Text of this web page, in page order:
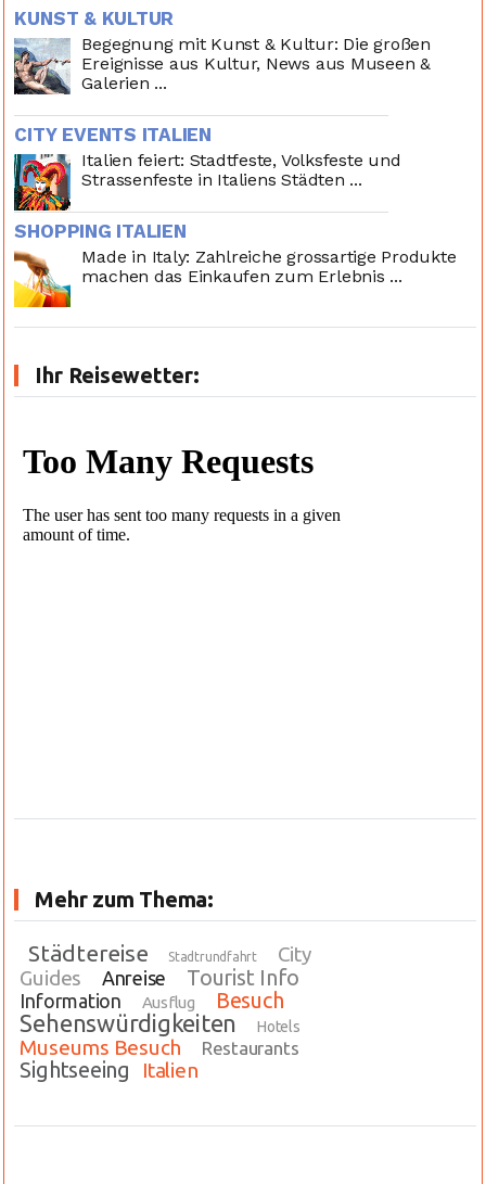
KUNST & KULTUR
Begegnung mit Kunst & Kultur: Die großen
Ereignisse aus Kultur, News aus Museen &
Galerien ...
CITY EVENTS ITALIEN
Italien feiert: Stadtfeste, Volksfeste und
Strassenfeste in Italiens Städten ...
SHOPPING ITALIEN
Made in Italy: Zahlreiche grossartige Produkte
machen das Einkaufen zum Erlebnis ...
Ihr Reisewetter:
Mehr zum Thema:
Städtereise Stadtrundfahrt
City
Guides
Anreise Tourist Info
Information Ausflug Besuch
Sehenswürdigkeiten Hotels
Museums Besuch Restaurants
Sightseeing Italien